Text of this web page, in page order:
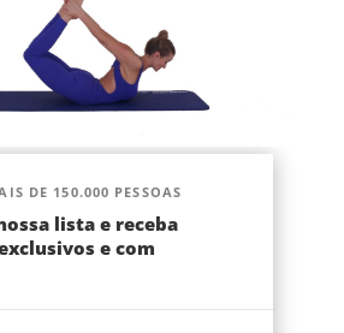
DE 150.000 PESSOAS
lista e receba
e com